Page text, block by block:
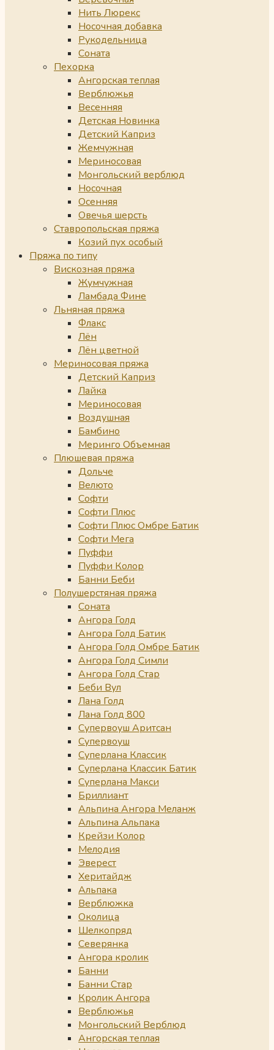
Нить Люрекс
Носочная добавка
Рукодельница
Соната
Пехорка
Ангорская теплая
Верблюжья
Весенняя
Детская Новинка
Детский Каприз
Жемчужная
Мериносовая
Монгольский верблюд
Носочная
Осенняя
Овечья шерсть
Ставропольская пряжа
Козий пух особый
Пряжа по типу
Вискозная пряжа
Жумчужная
Ламбада Фине
Льняная пряжа
Флакс
Лён
Лён цветной
Мериносовая пряжа
Детский Каприз
Лайка
Мериносовая
Воздушная
Бамбино
Меринго Объемная
Плюшевая пряжа
Дольче
Велюто
Софти
Софти Плюс
Софти Плюс Омбре Батик
Софти Мега
Пуффи
Пуффи Колор
Банни Беби
Полушерстяная пряжа
Соната
Ангора Голд
Ангора Голд Батик
Ангора Голд Омбре Батик
Ангора Голд Симли
Ангора Голд Стар
Беби Вул
Лана Голд
Лана Голд 800
Супервоуш Аритсан
Супервоуш
Суперлана Классик
Суперлана Классик Батик
Суперлана Макси
Бриллиант
Альпина Ангора Меланж
Альпина Альпака
Крейзи Колор
Мелодия
Эверест
Херитайдж
Альпака
Верблюжка
Околица
Шелкопряд
Северянка
Ангора кролик
Банни
Банни Стар
Кролик Ангора
Верблюжья
Монгольский Верблюд
Ангорская теплая